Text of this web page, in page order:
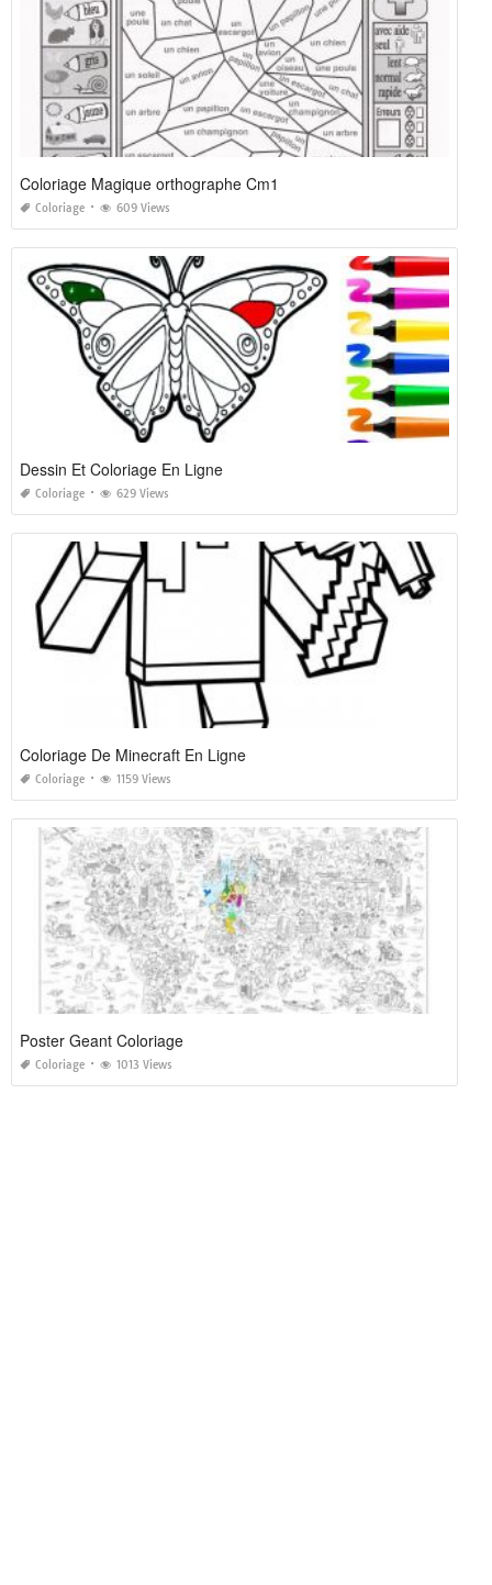
Coloriage Magique orthographe Cm1
Coloriage 609 Views
Dessin Et Coloriage En Ligne
Coloriage 629 Views
Coloriage De Minecraft En Ligne
Coloriage 1159 Views
Poster Geant Coloriage
Coloriage 1013 Views